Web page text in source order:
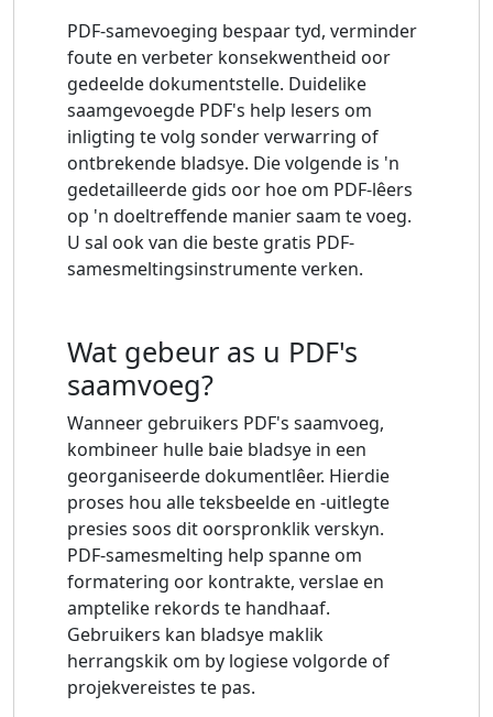
PDF-samevoeging bespaar tyd, verminder
foute en verbeter konsekwentheid oor
gedeelde dokumentstelle. Duidelike
saamgevoegde PDF's help lesers om
inligting te volg sonder verwarring of
ontbrekende bladsye. Die volgende is 'n
gedetailleerde gids oor hoe om PDF-lêers
op 'n doeltreffende manier saam te voeg.
U sal ook van die beste gratis PDF-
samesmeltingsinstrumente verken.
Wat gebeur as u PDF's
saamvoeg?
Wanneer gebruikers PDF's saamvoeg,
kombineer hulle baie bladsye in een
georganiseerde dokumentlêer. Hierdie
proses hou alle teksbeelde en -uitlegte
presies soos dit oorspronklik verskyn.
PDF-samesmelting help spanne om
formatering oor kontrakte, verslae en
amptelike rekords te handhaaf.
Gebruikers kan bladsye maklik
herrangskik om by logiese volgorde of
projekvereistes te pas.